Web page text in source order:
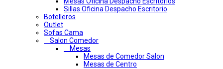
Sillas Oficina Despacho Escritorio
Botelleros
Outlet
Sofas Cama
Salon Comedor
Mesas
Mesas de Comedor Salon
Mesas de Centro